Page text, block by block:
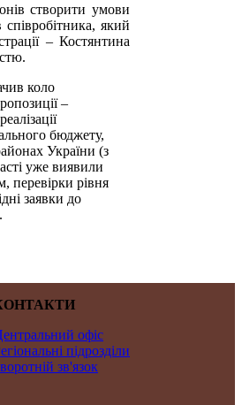
створити умови
який
– Костянтина
коло
–
бюджету,
України (з
уже виявили
перевірки рівня
заявки до
офіс
підрозділи
зв'язок